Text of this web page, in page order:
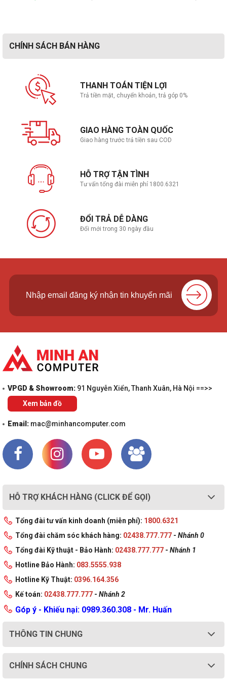
Cam
Thực hiện cài đặt - thiết lập cấu hình Camera cho khách
hàng
Hoàn thành gắn Camera lên vị trí đã chọn
CHÍNH SÁCH BÁN HÀNG
THANH TOÁN TIỆN LỢI
Trả tiền mặt, chuyển khoản, trả góp 0%
GIAO HÀNG TOÀN QUỐC
Giao hàng trước trả tiền sau COD
HỖ TRỢ TẬN TÌNH
Tư vấn tổng đài miễn phí 1800.6321
ĐỔI TRẢ DỄ DÀNG
Đổi mới trong 30 ngày đầu
VPGD & Showroom: 91 Nguyễn Xiển, Thanh Xuân, Hà Nội ==>>
Xem bản đồ
Email: mac@minhancomputer.com
HỖ TRỢ KHÁCH HÀNG (CLICK ĐỂ GỌI)
Tổng đài tư vấn kinh doanh (miễn phí): 1800.6321
Tổng đài chăm sóc khách hàng: 02438.777.777 - Nhánh 0
Tổng đài Kỹ thuật - Bảo Hành: 02438.777.777 - Nhánh 1
Hotline Bảo Hành: 083.5555.938
Hotline Kỹ Thuật: 0396.164.356
Kế toán: 02438.777.777 - Nhánh 2
Góp ý - Khiếu nại: 0989.360.308 - Mr. Huấn
THÔNG TIN CHUNG
CHÍNH SÁCH CHUNG